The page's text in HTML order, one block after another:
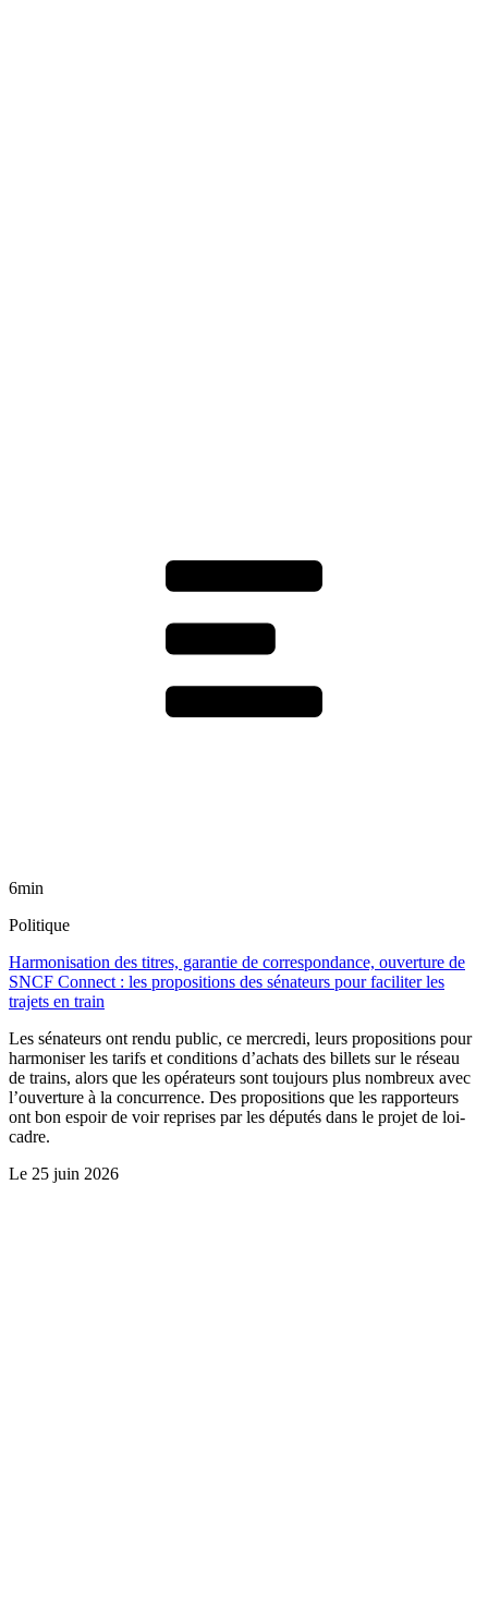
6min
Politique
Harmonisation des titres, garantie de correspondance, ouverture de
SNCF Connect : les propositions des sénateurs pour faciliter les
trajets en train
Les sénateurs ont rendu public, ce mercredi, leurs propositions pour
harmoniser les tarifs et conditions d’achats des billets sur le réseau
de trains, alors que les opérateurs sont toujours plus nombreux avec
l’ouverture à la concurrence. Des propositions que les rapporteurs
ont bon espoir de voir reprises par les députés dans le projet de loi-
cadre.
Le 25 juin 2026